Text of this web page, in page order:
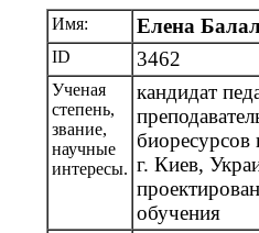
Имя: Елена
ID 3462
Ученая
степень,
звание,
научные
интересы.
кандидат
г. Киев,
обучения